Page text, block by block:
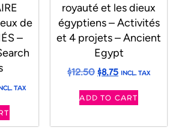
de
–
TAX
royauté et les dieux
égyptiens – Activités
et 4 projets – Ancient
Egypt
$12.50$8.75 INCL. TAX
ADD TO CART